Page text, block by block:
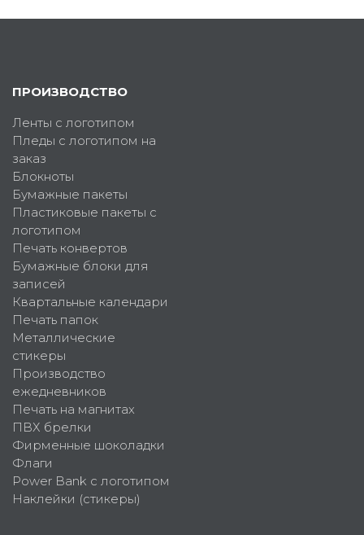
ПРОИЗВОДСТВО
Ленты с логотипом
Пледы с логотипом на
заказ
Блокноты
Бумажные пакеты
Пластиковые пакеты с
логотипом
Печать конвертов
Бумажные блоки для
записей
Квартальные календари
Печать папок
Металлические
стикеры
Производство
ежедневников
Печать на магнитах
ПВХ брелки
Фирменные шоколадки
Флаги
Power Bank с логотипом
Наклейки (стикеры)